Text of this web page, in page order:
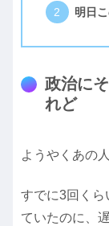
明日
政治に
れど
ようやくあの
すでに3回くら
ていたのに、